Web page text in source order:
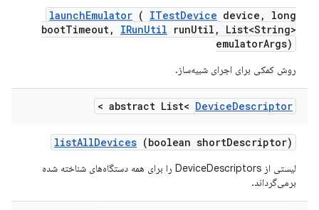
launchEmulator ( ITestDevice device ,
long
bootTimeout, IRunUtil runUtil ,
List<String>
emulatorArgs)
روش کمکی برای اجرای شبیه‌ساز.
abstract List< DeviceDescriptor
>
listAllDevices (boolean shortDescriptor)
لیستی از DeviceDescriptors را برای همه دستگاه‌های شناخته شده
برمی‌گرداند.